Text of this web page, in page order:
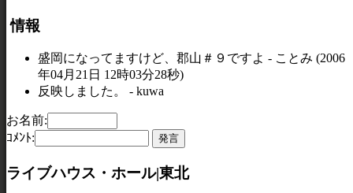
情報
盛岡になってますけど、郡山＃９ですよ - ことみ (2006
年04月21日 12時03分28秒)
反映しました。 - kuwa
お名前:
ｺﾒﾝﾄ:
ライブハウス・ホール|東北